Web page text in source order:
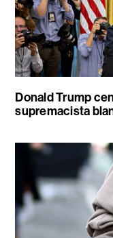
Donald Trump
supremacista